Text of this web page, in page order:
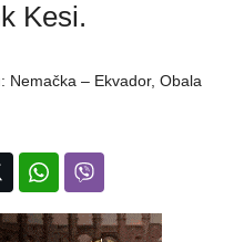
Kesi.
Nemačka – Ekvador, Obala